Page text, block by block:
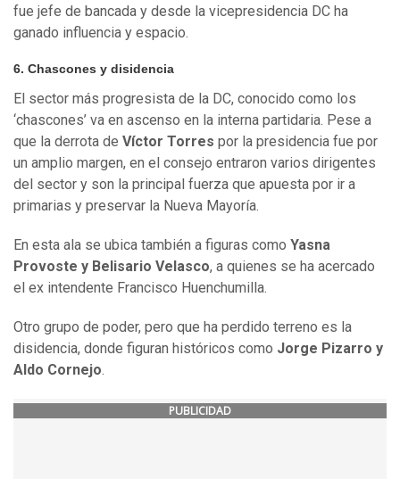
fue jefe de bancada y desde la vicepresidencia DC ha
ganado influencia y espacio.
6. Chascones y disidencia
El sector más progresista de la DC, conocido como los
‘chascones’ va en ascenso en la interna partidaria. Pese a
que la derrota de Víctor Torres por la presidencia fue por
un amplio margen, en el consejo entraron varios dirigentes
del sector y son la principal fuerza que apuesta por ir a
primarias y preservar la Nueva Mayoría.
En esta ala se ubica también a figuras como Yasna
Provoste y Belisario Velasco, a quienes se ha acercado
el ex intendente Francisco Huenchumilla.
Otro grupo de poder, pero que ha perdido terreno es la
disidencia, donde figuran históricos como Jorge Pizarro y
Aldo Cornejo.
PUBLICIDAD